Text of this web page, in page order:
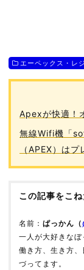
エーペックス・レ
Apexが快適！
無線Wifi機「
（APEX）は
この記事をこね
名前： ぱっかん（
一人が大好きなぼ
働き方、生き方
づってます。